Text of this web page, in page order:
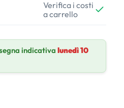
Verifica i costi
a carrello
indicativa lunedì 10